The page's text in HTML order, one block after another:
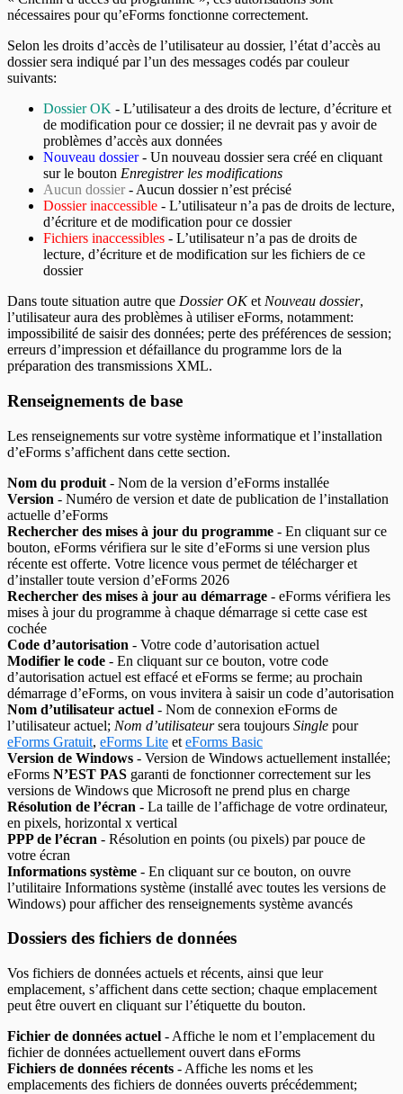
nécessaires pour qu’eForms fonctionne correctement.
Selon les droits d’accès de l’utilisateur au dossier, l’état d’accès au
dossier sera indiqué par l’un des messages codés par couleur
suivants:
Dossier OK - L’utilisateur a des droits de lecture, d’écriture et
de modification pour ce dossier; il ne devrait pas y avoir de
problèmes d’accès aux données
Nouveau dossier- Un nouveau dossier sera créé en cliquant
sur le bouton Enregistrer les modifications
Aucun dossier - Aucun dossier n’est précisé
Dossier inaccessible - L’utilisateur n’a pas de droits de lecture,
d’écriture et de modification pour ce dossier
Fichiers inaccessibles - L’utilisateur n’a pas de droits de
lecture, d’écriture et de modification sur les fichiers de ce
dossier
Dans toute situation autre que Dossier OKet Nouveau dossier,
l’utilisateur aura des problèmes à utiliser eForms, notamment:
impossibilité de saisir des données; perte des préférences de session;
erreurs d’impression et défaillance du programme lors de la
préparation des transmissions XML.
Renseignements de base
Les renseignements sur votre système informatique et l’installation
d’eForms s’affichent dans cette section.
Nom du produit - Nom de la version d’eForms installée
Version - Numéro de version et date de publication de l’installation
actuelle d’eForms
Rechercher des mises à jour du programme - En cliquant sur ce
bouton, eForms vérifiera sur le site d’eForms si une version plus
récente est offerte. Votre licence vous permet de télécharger et
d’installer toute version d’eForms 2026
Rechercher des mises à jour au démarrage - eForms vérifiera les
mises à jour du programme à chaque démarrage si cette case est
cochée
Code d’autorisation - Votre code d’autorisation actuel
Modifier le code - En cliquant sur ce bouton, votre code
d’autorisation actuel est effacé et eForms se ferme; au prochain
démarrage d’eForms, on vous invitera à saisir un code d’autorisation
Nom d’utilisateur actuel - Nom de connexion eForms de
l’utilisateur actuel; Nom d’utilisateursera toujours Single pour
eForms Gratuit, eForms Lite et eForms Basic
Version de Windows - Version de Windows actuellement installée;
eForms N’EST PAS garanti de fonctionner correctement sur les
versions de Windows que Microsoft ne prend plus en charge
Résolution de l’écran - La taille de l’affichage de votre ordinateur,
en pixels, horizontal x vertical
PPP de l’écran - Résolution en points (ou pixels) par pouce de
votre écran
Informations système - En cliquant sur ce bouton, on ouvre
l’utilitaire Informations système (installé avec toutes les versions de
Windows) pour afficher des renseignements système avancés
Dossiers des fichiers de données
Vos fichiers de données actuels et récents, ainsi que leur
emplacement, s’affichent dans cette section; chaque emplacement
peut être ouvert en cliquant sur l’étiquette du bouton.
Fichier de données actuel - Affiche le nom et l’emplacement du
fichier de données actuellement ouvert dans eForms
Fichiers de données récents - Affiche les noms et les
emplacements des fichiers de données ouverts précédemment;